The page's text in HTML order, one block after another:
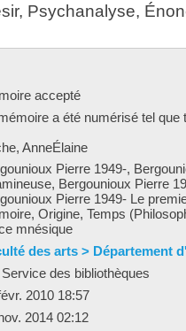
Psychanalyse,
accepté
a été numérisé tel que
AnneÉlaine
Pierre 1949-,
Bergounioux Pierre
Pierre 1949- Le
Origine, Temps
mnésique
des arts > Département
des bibliothèques
2010 18:57
2014 02:12